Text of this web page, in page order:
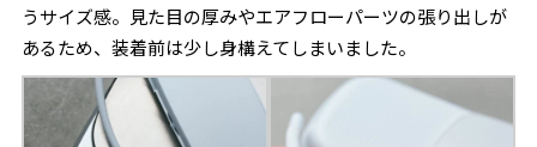
うサイズ感。見た目の厚みやエアフローパーツの張り出しが
あるため、装着前は少し身構えてしまいました。